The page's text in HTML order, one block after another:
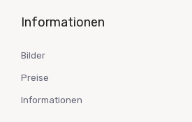
Informationen
Bilder
Preise
Informationen